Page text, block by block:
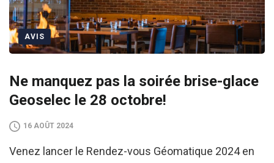
AVIS
Ne manquez pas la soirée brise-glace
Geoselec le 28 octobre!
16 AOÛT 2024
Venez lancer le Rendez-vous Géomatique 2024 en